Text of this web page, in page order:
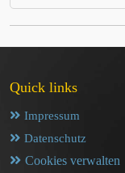
Quick links
Impressum
Datenschutz
Cookies verwalten